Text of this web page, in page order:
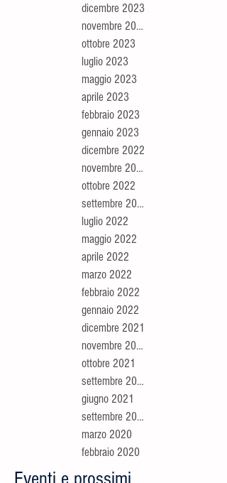
dicembre 2023
novembre 2023
ottobre 2023
luglio 2023
maggio 2023
aprile 2023
febbraio 2023
gennaio 2023
dicembre 2022
novembre 2022
ottobre 2022
settembre 2022
luglio 2022
maggio 2022
aprile 2022
marzo 2022
febbraio 2022
gennaio 2022
dicembre 2021
novembre 2021
ottobre 2021
settembre 2021
giugno 2021
settembre 2020
marzo 2020
febbraio 2020